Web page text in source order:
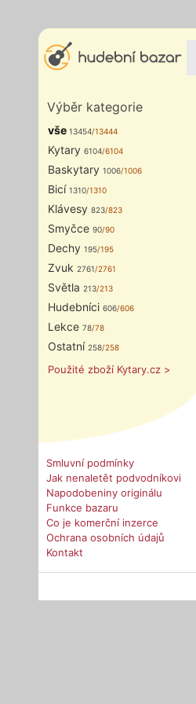
Výběr kategorie
vše 13454/13444
Kytary 6104/6104
Baskytary 1006/1006
Bicí 1310/1310
Klávesy 823/823
Smyčce 90/90
Dechy 195/195
Zvuk 2761/2761
Světla 213/213
Hudebníci 606/606
Lekce 78/78
Ostatní 258/258
Použité zboží Kytary.cz >
Smluvní podmínky
Jak nenaletět podvodníkovi
Napodobeniny originálu
Funkce bazaru
Co je komerční inzerce
Ochrana osobních údajů
Kontakt